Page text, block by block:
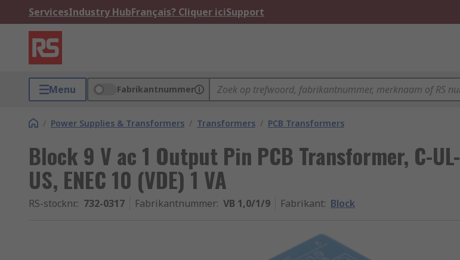
ServicesIndustry HubFrançais? Cliquer iciSupport
Menu Fabrikantnummer
/ Power Supplies & Transformers / Transformers / PCB Transformers
Block 9 V ac 1 Output Pin PCB Transformer, C-UL-
US, ENEC 10 (VDE) 1 VA
RS-stocknr.: 732-0317 Fabrikantnummer: VB 1,0/1/9 Fabrikant: Block